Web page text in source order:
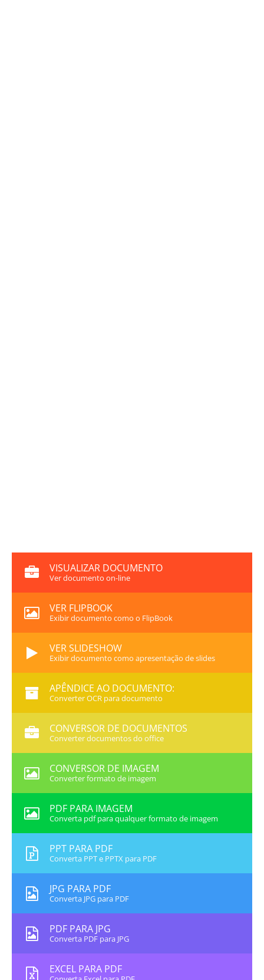
VISUALIZAR DOCUMENTO
Ver documento on-line
VER FLIPBOOK
Exibir documento como o FlipBook
VER SLIDESHOW
Exibir documento como apresentação de slides
APÊNDICE AO DOCUMENTO:
Converter OCR para documento
CONVERSOR DE DOCUMENTOS
Converter documentos do office
CONVERSOR DE IMAGEM
Converter formato de imagem
PDF PARA IMAGEM
Converta pdf para qualquer formato de imagem
PPT PARA PDF
Converta PPT e PPTX para PDF
JPG PARA PDF
Converta JPG para PDF
PDF PARA JPG
Converta PDF para JPG
EXCEL PARA PDF